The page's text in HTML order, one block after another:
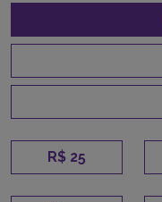
R$ 25